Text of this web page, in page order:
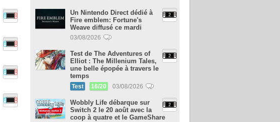
Un Nintendo Direct dédié à
Fire emblem: Fortune's
Weave diffusé ce mardi
03/08/2026
Test de The Adventures of
Elliot : The Millenium Tales,
une belle épopée à travers le
temps
Test 16/20 03/08/2026
Wobbly Life débarque sur
Switch 2 le 20 août avec la
coop à quatre et le GameShare